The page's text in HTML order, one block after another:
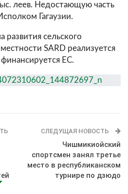
леев. Недостающую часть
Гагаузии.
сельского
SARD реализуется
ЕС.
СЛЕДУЩАЯ НОВОСТЬ
Чишмикиойский
спортсмен занял третье
место в республиканском
турнире по дзюдо